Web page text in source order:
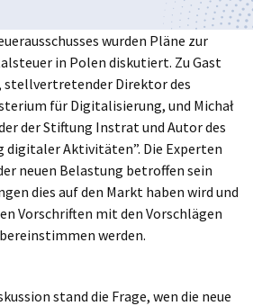
wurden Pläne zur
in Polen diskutiert. Zu Gast
stellvertretender Direktor des
für Digitalisierung, und Michał
der Stiftung Instrat und Autor des
digitaler Aktivitäten”. Die Experten
neuen Belastung betroffen sein
dies auf den Markt haben wird und
Vorschriften mit den Vorschlägen
werden.
stand die Frage, wen die neue